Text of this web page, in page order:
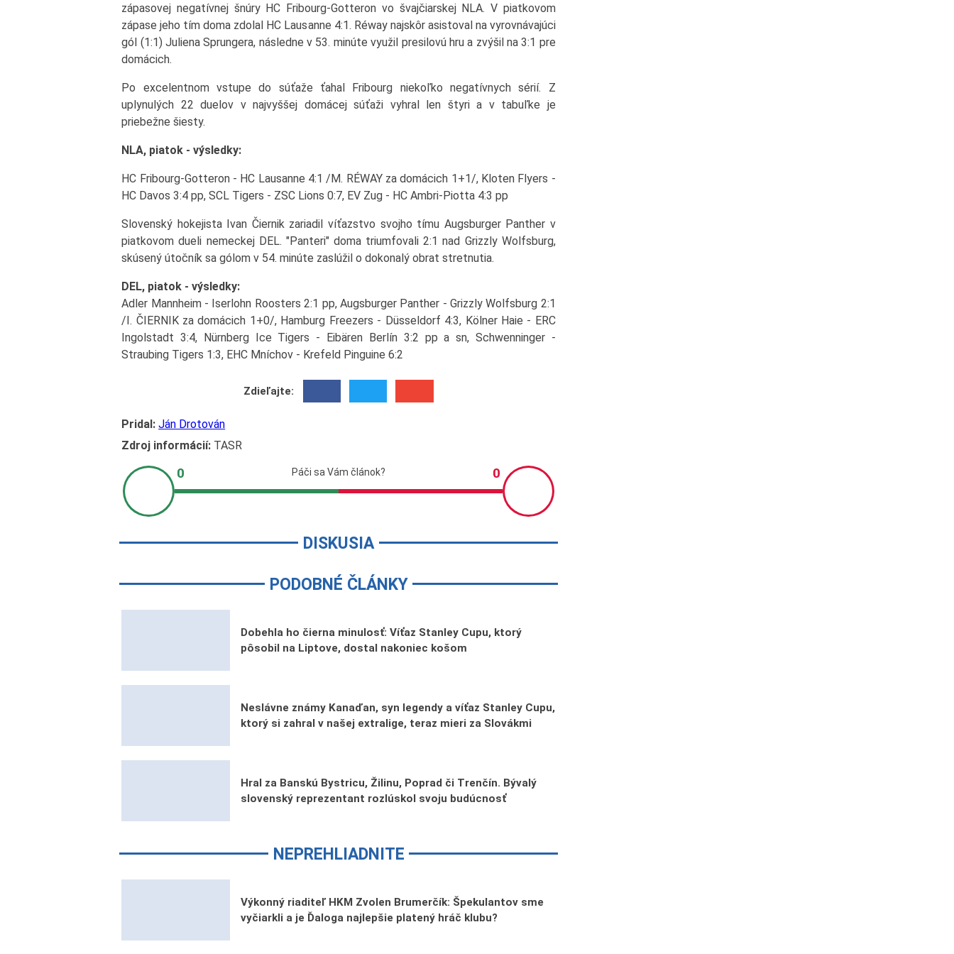
zápasovej negatívnej šnúry HC Fribourg-Gotteron vo švajčiarskej NLA. V piatkovom
zápase jeho tím doma zdolal HC Lausanne 4:1. Réway najskôr asistoval na vyrovnávajúci
gól (1:1) Juliena Sprungera, následne v 53. minúte využil presilovú hru a zvýšil na 3:1 pre
domácich.
Po excelentnom vstupe do súťaže ťahal Fribourg niekoľko negatívnych sérií. Z
uplynulých 22 duelov v najvyššej domácej súťaži vyhral len štyri a v tabuľke je
priebežne šiesty.
NLA, piatok - výsledky:
HC Fribourg-Gotteron - HC Lausanne 4:1 /M. RÉWAY za domácich 1+1/, Kloten Flyers -
HC Davos 3:4 pp, SCL Tigers - ZSC Lions 0:7, EV Zug - HC Ambri-Piotta 4:3 pp
Slovenský hokejista Ivan Čiernik zariadil víťazstvo svojho tímu Augsburger Panther v
piatkovom dueli nemeckej DEL. "Panteri" doma triumfovali 2:1 nad Grizzly Wolfsburg,
skúsený útočník sa gólom v 54. minúte zaslúžil o dokonalý obrat stretnutia.
DEL, piatok - výsledky:
Adler Mannheim - Iserlohn Roosters 2:1 pp, Augsburger Panther - Grizzly Wolfsburg 2:1
/I. ČIERNIK za domácich 1+0/, Hamburg Freezers - Düsseldorf 4:3, Kölner Haie - ERC
Ingolstadt 3:4, Nürnberg Ice Tigers - Eibären Berlín 3:2 pp a sn, Schwenninger -
Straubing Tigers 1:3, EHC Mníchov - Krefeld Pinguine 6:2
Zdieľajte:
Pridal: Ján Drotován
Zdroj informácií: TASR
DISKUSIA
PODOBNÉ ČLÁNKY
Dobehla ho čierna minulosť: Víťaz Stanley Cupu, ktorý
pôsobil na Liptove, dostal nakoniec košom
Neslávne známy Kanaďan, syn legendy a víťaz Stanley Cupu,
ktorý si zahral v našej extralige, teraz mieri za Slovákmi
Hral za Banskú Bystricu, Žilinu, Poprad či Trenčín. Bývalý
slovenský reprezentant rozlúskol svoju budúcnosť
NEPREHLIADNITE
Výkonný riaditeľ HKM Zvolen Brumerčík: Špekulantov sme
vyčiarkli a je Ďaloga najlepšie platený hráč klubu?